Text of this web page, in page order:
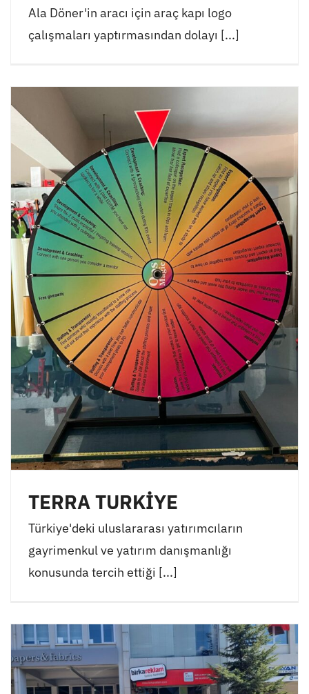
Ala Döner'in aracı için araç kapı logo
çalışmaları yaptırmasından dolayı [...]
TERRA TURKİYE
Türkiye'deki uluslararası yatırımcıların
gayrimenkul ve yatırım danışmanlığı
konusunda tercih ettiği [...]